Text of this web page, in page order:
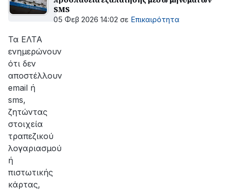
SMS
05 Φεβ 2026 14:02 σε Επικαιρότητα
Τα ΕΛΤΑ
ενημερώνουν
ότι δεν
αποστέλλουν
email ή
sms,
ζητώντας
στοιχεία
τραπεζικού
λογαριασμού
ή
πιστωτικής
κάρτας,